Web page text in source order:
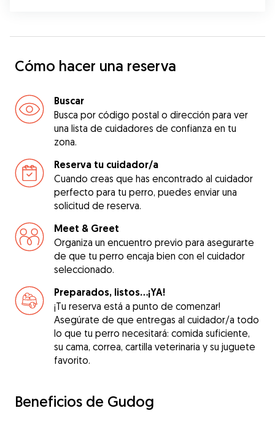
Cómo hacer una reserva
Buscar
Busca por código postal o dirección para ver
una lista de cuidadores de confianza en tu
zona.
Reserva tu cuidador/a
Cuando creas que has encontrado al cuidador
perfecto para tu perro, puedes enviar una
solicitud de reserva.
Meet & Greet
Organiza un encuentro previo para asegurarte
de que tu perro encaja bien con el cuidador
seleccionado.
Preparados, listos...¡YA!
¡Tu reserva está a punto de comenzar!
Asegúrate de que entregas al cuidador/a todo
lo que tu perro necesitará: comida suficiente,
su cama, correa, cartilla veterinaria y su juguete
favorito.
Beneficios de Gudog